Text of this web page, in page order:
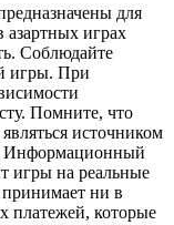
для
азартных играх
Соблюдайте
игры. При
Помните, что
источником
Информационный
игры на реальные
ни в
платежей, которые